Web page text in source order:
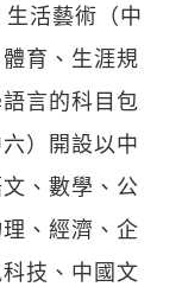
活藝術（中
育、生涯規
言的科目包
）開設以中
、數學、公
、經濟、企
技、中國文